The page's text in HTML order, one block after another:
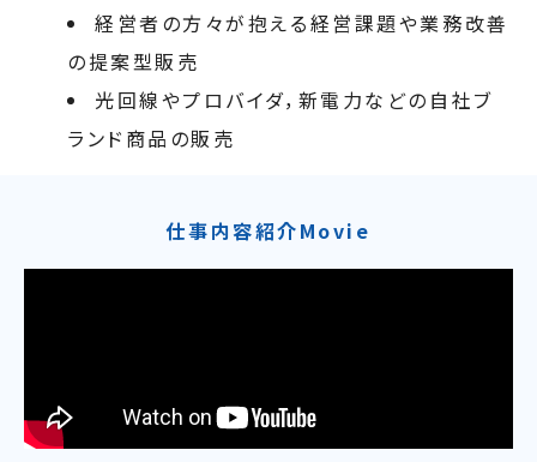
経営者の方々が抱える経営課題や業務改善
の提案型販売
光回線やプロバイダ，新電力などの自社ブ
ランド商品の販売
仕事内容紹介Movie